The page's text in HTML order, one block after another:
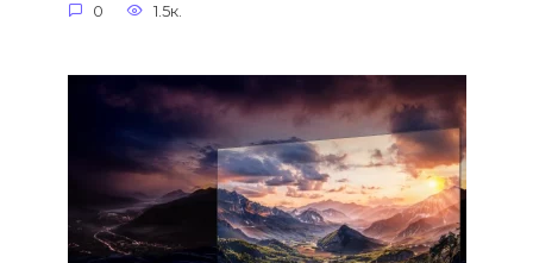
0 1.5к.